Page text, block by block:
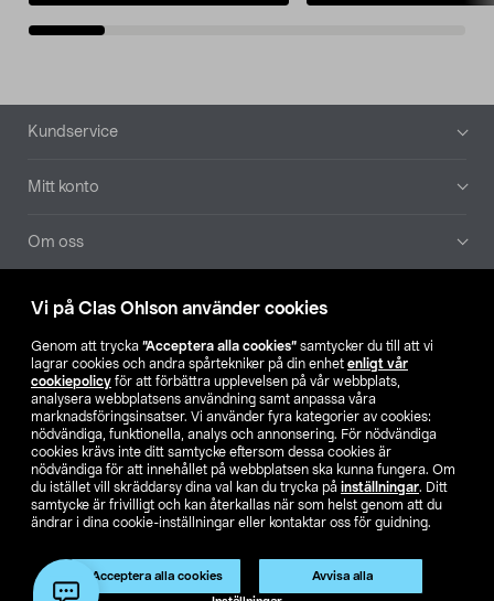
Vi på Clas Ohlson använder cookies
Genom att trycka ”Acceptera alla cookies” samtycker du till att vi
lagrar cookies och andra spårtekniker på din enhet enligt vår
cookiepolicy för att förbättra upplevelsen på vår webbplats,
analysera webbplatsens användning samt anpassa våra
marknadsföringsinsatser. Vi använder fyra kategorier av cookies:
nödvändiga, funktionella, analys och annonsering. För nödvändiga
cookies krävs inte ditt samtycke eftersom dessa cookies är
nödvändiga för att innehållet på webbplatsen ska kunna fungera. Om
du istället vill skräddarsy dina val kan du trycka på inställningar. Ditt
samtycke är frivilligt och kan återkallas när som helst genom att du
ändrar i dina cookie-inställningar eller kontaktar oss för guidning.
Acceptera alla cookies Avvisa alla
Sidfot
Kundservice
Mitt konto
Om oss
Aktuellt
Våra bolag
Hitta butik
SE NO FI